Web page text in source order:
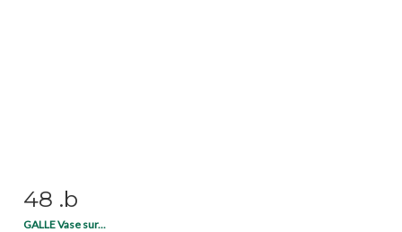
Item detail
48 .b
GALLE Vase sur...